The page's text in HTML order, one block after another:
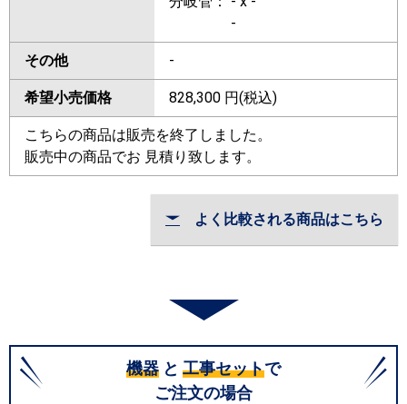
-
その他 -
希望小売価格 828,300 円(税込)
こちらの商品は販売を終了しました。
販売中の商品でお 見積り致します。
よく比較される商品はこちら
機器 と 工事セットで
ご注文の場合